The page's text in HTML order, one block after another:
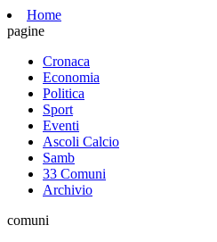
Home
pagine
Cronaca
Economia
Politica
Sport
Eventi
Ascoli Calcio
Samb
33 Comuni
Archivio
comuni